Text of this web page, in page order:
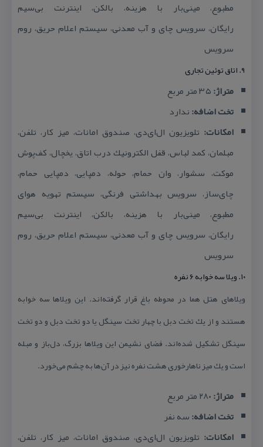
مطبوع، مینی‌بار با هزینه، بالكن، اینترنت بی‌سیم
رایگان، سرویس چای و آب معدنی، سیستم اعلام حریق، روم
سرویس
۹. اتاق توئین تجاری
متراژ:
تخت اضافه:ندارد
امكانات: تلویزیون ال‌ای‌دی، صندوق امانات، میز كار، تلفن،
مبلمان، كمد لباس، قفل الكترونیك درب اتاق، یخچال، كف‌پوش
موكت، سشوار، وان حمام، حوله، دمپایی، دمپایی حمام،
چای‌ساز، سرویس بهداشتی فرنگی، سیستم تهویه هوای
مطبوع، مینی‌بار با هزینه، بالكن، اینترنت بی‌سیم
رایگان، سرویس چای و آب معدنی، سیستم اعلام حریق، روم
سرویس
۱۰. ویلا سه خوابه ۶ نفره
ویلاهای هتل هما در محوطه باغ قرار گرفته‌اند. این ویلاها سه خوابه
هستند و از یك تخت دبل با چهار تخت سینگل یا دو تخت دبل و دو تخت
سینگل تشكیل شده‌اند. فضای نشیمن این ویلاها بزرگ، دل‌باز و مبله
است و یك میز ناهارخوری هشت نفره نیز در آن‌ها به چشم می‌خورد.
متراژ:
تخت اضافه:سه نفر
امكانات: تلویزیون ال‌ای‌دی، صندوق امانات، میز كار، تلفن،